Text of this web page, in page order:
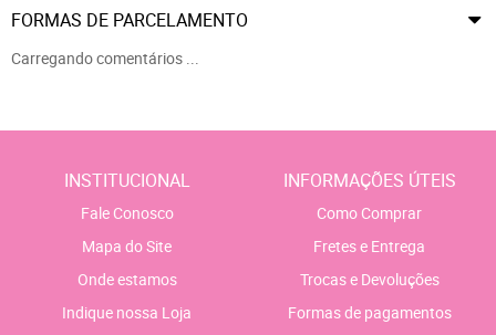
FORMAS DE PARCELAMENTO
Carregando comentários ...
INSTITUCIONAL
Fale Conosco
Mapa do Site
Onde estamos
Indique nossa Loja
INFORMAÇÕES ÚTEIS
Como Comprar
Fretes e Entrega
Trocas e Devoluções
Formas de pagamentos